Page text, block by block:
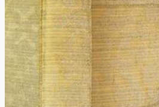
Connexion
Créer un compte
Mode nuit